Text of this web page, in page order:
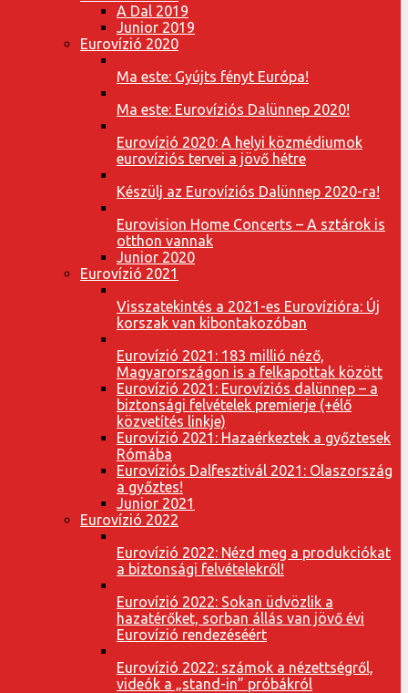
A Dal 2019
Junior 2019
Eurovízió 2020
Ma este: Gyújts fényt Európa!
Ma este: Eurovíziós Dalünnep 2020!
Eurovízió 2020: A helyi közmédiumok
eurovíziós tervei a jövő hétre
Készülj az Eurovíziós Dalünnep 2020-ra!
Eurovision Home Concerts – A sztárok is
otthon vannak
Junior 2020
Eurovízió 2021
Visszatekintés a 2021-es Eurovízióra: Új
korszak van kibontakozóban
Eurovízió 2021: 183 millió néző,
Magyarországon is a felkapottak között
Eurovízió 2021: Eurovíziós dalünnep – a
biztonsági felvételek premierje (+élő
közvetítés linkje)
Eurovízió 2021: Hazaérkeztek a győztesek
Rómába
Eurovíziós Dalfesztivál 2021: Olaszország
a győztes!
Junior 2021
Eurovízió 2022
Eurovízió 2022: Nézd meg a produkciókat
a biztonsági felvételekről!
Eurovízió 2022: Sokan üdvözlik a
hazatérőket, sorban állás van jövő évi
Eurovízió rendezéséért
Eurovízió 2022: számok a nézettségről,
videók a „stand-in” próbákról